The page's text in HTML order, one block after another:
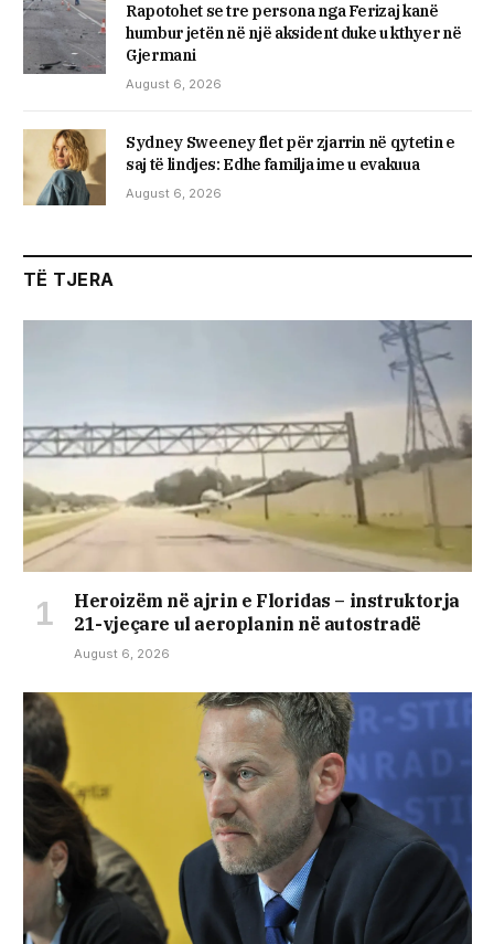
Rapotohet se tre persona nga Ferizaj kanë
humbur jetën në një aksident duke u kthyer në
Gjermani
August 6, 2026
Sydney Sweeney flet për zjarrin në qytetin e
saj të lindjes: Edhe familja ime u evakuua
August 6, 2026
TË TJERA
Heroizëm në ajrin e Floridas – instruktorja
21-vjeçare ul aeroplanin në autostradë
August 6, 2026